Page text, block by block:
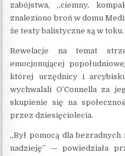
zabójstwa, „ciemny,
znaleziono broń w domu
że testy balistyczne są w toku.
Rewelacje na temat
emocjonującej
której urzędnicy i
wychwalali O’Connella za
skupienie się na
przez dziesięciolecia.
„Był pomocą dla
nadzieję” — powiedziała